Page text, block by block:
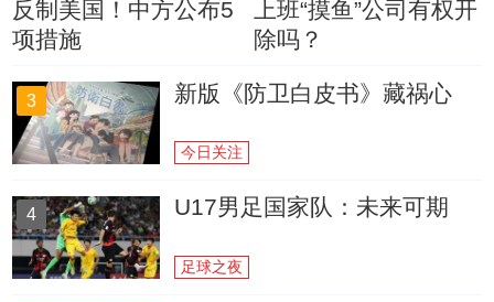
反制美国！中方公布5
项措施
上班“摸鱼”公司有权开
除吗？
3 新版《防卫白皮书》藏祸心
今日关注
4 U17男足国家队：未来可期
足球之夜